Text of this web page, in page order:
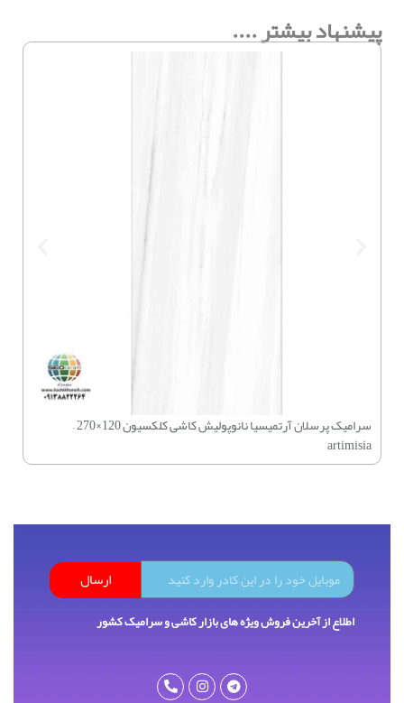
پیشنهاد بیشتر ....
سرامیک پرسلان آرتمیسیا نانوپولیش کاشی کلکسیون 120×270 –
artimisia
ارسال
اطلاع از آخرین فروش ویژه های بازار کاشی و سرامیک کشور